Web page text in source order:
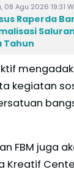
08 Agu 2026 19:31
Raperda
Tahun
kegiatan
FBM juga
Kreatif